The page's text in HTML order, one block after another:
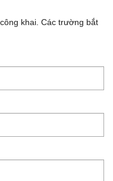
khai. Các trường bắt